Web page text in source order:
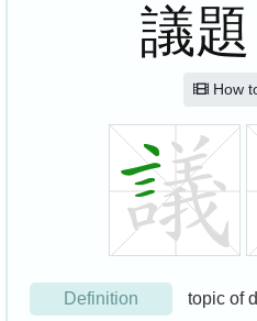
議題
How
Definition
topic of